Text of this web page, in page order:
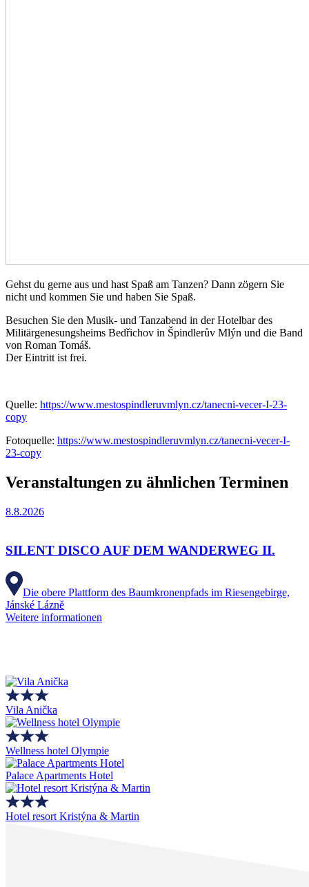
Gehst du gerne aus und hast Spaß am Tanzen? Dann zögern Sie
nicht und kommen Sie und haben Sie Spaß.
Besuchen Sie den Musik- und Tanzabend in der Hotelbar des
Militärgenesungsheims Bedřichov in Špindlerův Mlýn und die Band
von Roman Tomáš.
Der Eintritt ist frei.
Quelle: https://www.mestospindleruvmlyn.cz/tanecni-vecer-I-23-
copy
Fotoquelle: https://www.mestospindleruvmlyn.cz/tanecni-vecer-I-
23-copy
Veranstaltungen zu ähnlichen Terminen
8.8.2026
SILENT DISCO AUF DEM WANDERWEG II.
Die obere Plattform des Baumkronenpfads im Riesengebirge,
Jánské Lázně
Weitere informationen
Vila Anička
Wellness hotel Olympie
Palace Apartments Hotel
Hotel resort Kristýna & Martin